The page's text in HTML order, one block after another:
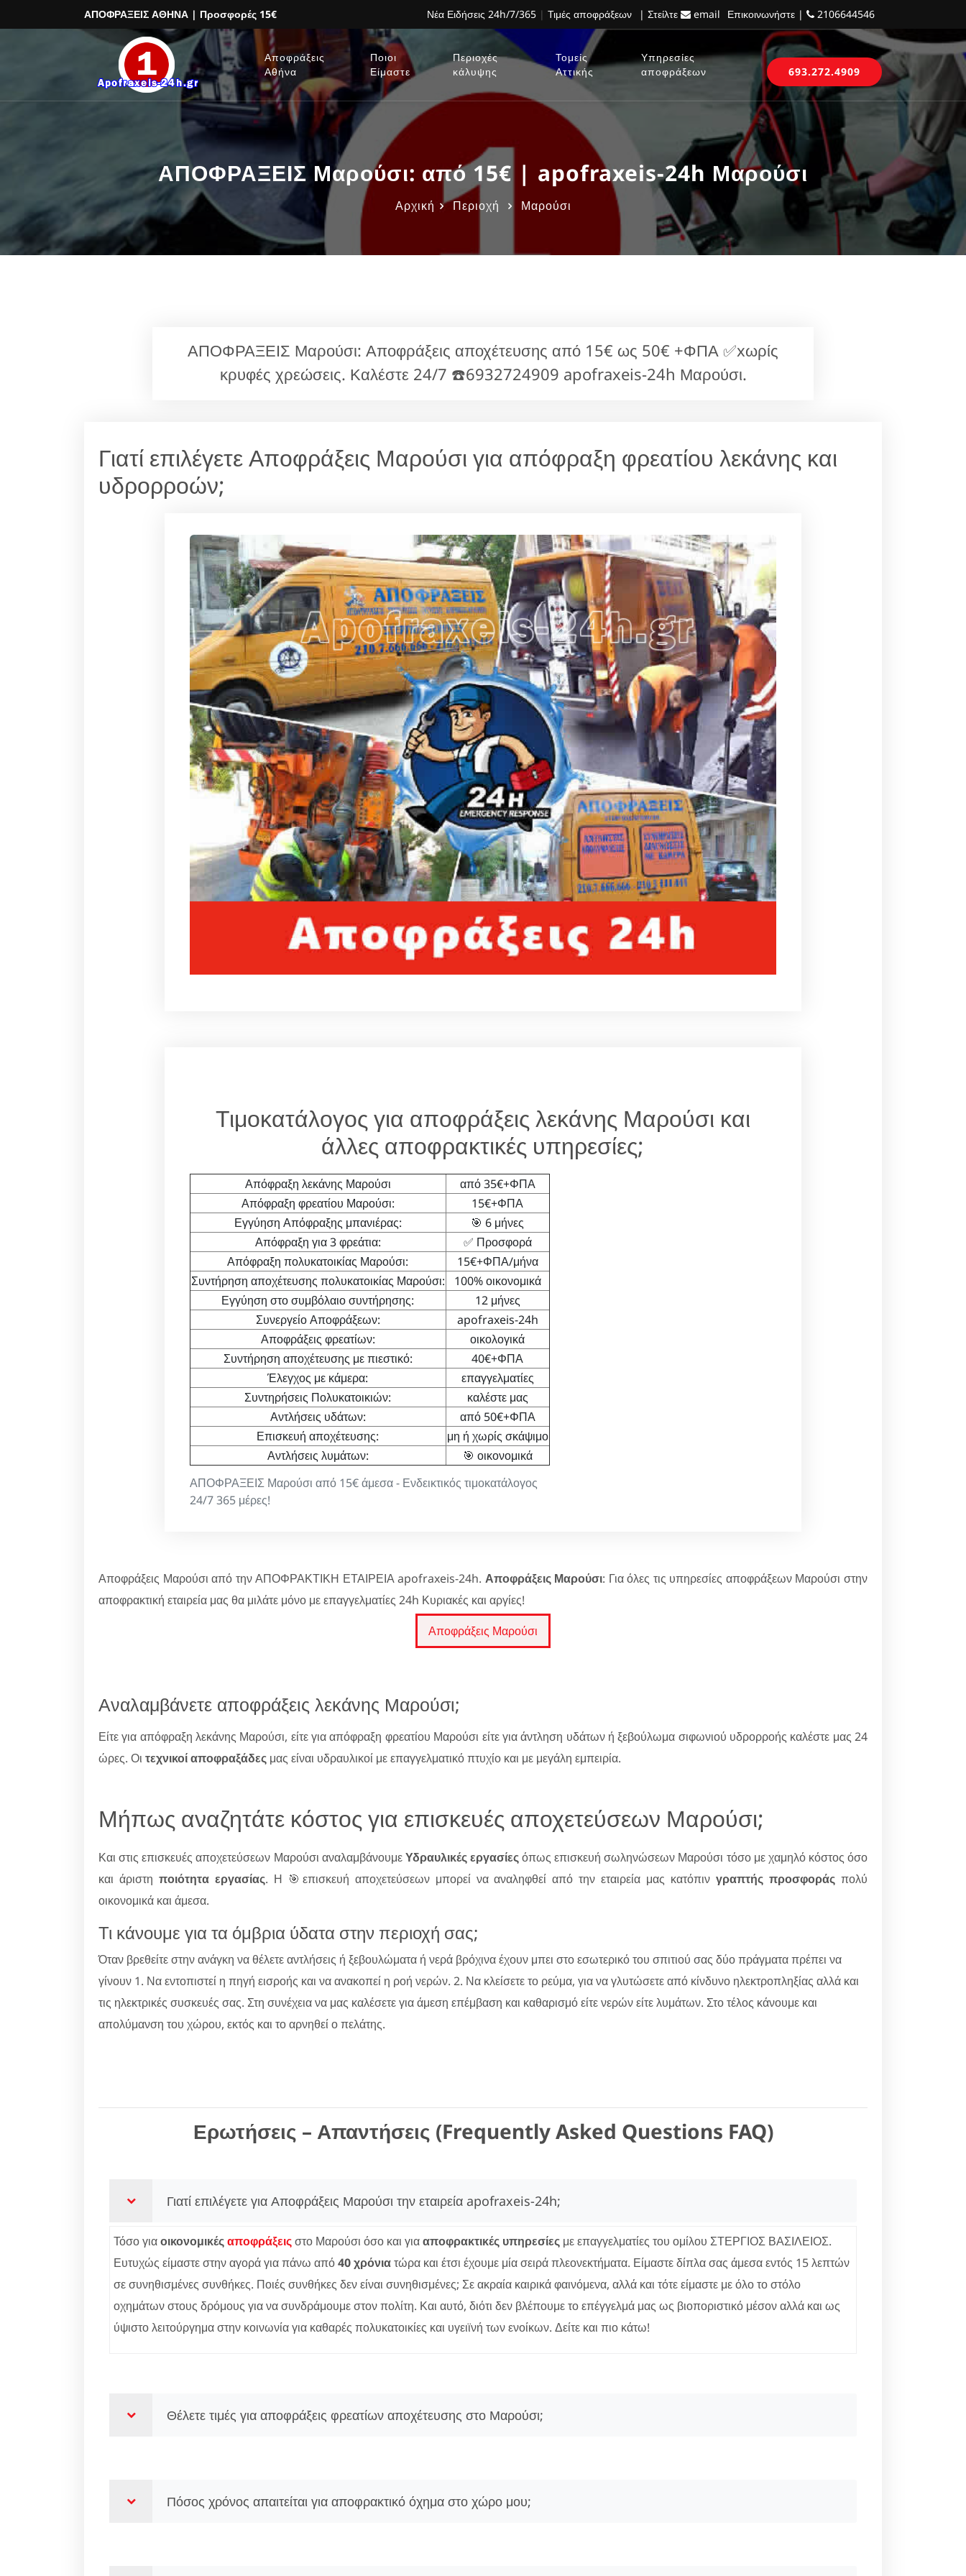
ΑΠΟΦΡΑΞΕΙΣ ΑΘΗΝΑ | Προσφορές 15€ Νέα Ειδήσεις 24h/7/365 | Τιμές αποφράξεων | Στείλτε email Επικοινωνήστε | 2106644546
Αποφράξεις
Αθήνα
Ποιοι
Είμαστε
Περιοχές
κάλυψης
Τομείς
Αττικής
Υπηρεσίες
αποφράξεων
693.272.4909
ΑΠΟΦΡΑΞΕΙΣ Μαρούσι: από 15€ | apofraxeis-24h Μαρούσι
Αρχική Περιοχή Μαρούσι
ΑΠΟΦΡΑΞΕΙΣ Μαρούσι: Αποφράξεις αποχέτευσης από 15€ ως 50€ +ΦΠΑ ✅xωρίς
κρυφές χρεώσεις. Καλέστε 24/7 ☎️6932724909 apofraxeis-24h Μαρούσι.
Γιατί επιλέγετε Αποφράξεις Μαρούσι για απόφραξη φρεατίου λεκάνης και
υδρορροών;
Τιμοκατάλογος για αποφράξεις λεκάνης Μαρούσι και
άλλες αποφρακτικές υπηρεσίες;
ΑΠΟΦΡΑΞΕΙΣ Μαρούσι από 15€ άμεσα - Ενδεικτικός τιμοκατάλογος
24/7 365 μέρες!
Απόφραξη λεκάνης Μαρούσι
από 35€+ΦΠΑ
Απόφραξη φρεατίου Μαρούσι:
15€+ΦΠΑ
Εγγύηση Απόφραξης μπανιέρας:
🎯 6 μήνες
Απόφραξη για 3 φρεάτια:
✅ Προσφορά
Απόφραξη πολυκατοικίας Μαρούσι:
15€+ΦΠΑ/μήνα
Συντήρηση αποχέτευσης πολυκατοικίας Μαρούσι:
100% οικονομικά
Εγγύηση στο συμβόλαιο συντήρησης:
12 μήνες
Συνεργείο Αποφράξεων:
apofraxeis-24h
Αποφράξεις φρεατίων:
οικολογικά
Συντήρηση αποχέτευσης με πιεστικό:
40€+ΦΠΑ
Έλεγχος με κάμερα:
επαγγελματίες
Συντηρήσεις Πολυκατοικιών:
καλέστε μας
Αντλήσεις υδάτων:
από 50€+ΦΠΑ
Επισκευή αποχέτευσης:
μη ή χωρίς σκάψιμο
Αντλήσεις λυμάτων:
🎯 οικονομικά
Αποφράξεις Μαρούσι από την ΑΠΟΦΡΑΚΤΙΚΗ ΕΤΑΙΡΕΙΑ apofraxeis-24h. Αποφράξεις Μαρούσι: Για όλες τις υπηρεσίες αποφράξεων Μαρούσι στην
αποφρακτική εταιρεία μας θα μιλάτε μόνο με επαγγελματίες 24h Κυριακές και αργίες!
Αποφράξεις Μαρούσι
Αναλαμβάνετε αποφράξεις λεκάνης Μαρούσι;
Είτε για απόφραξη λεκάνης Μαρούσι, είτε για απόφραξη φρεατίου Μαρούσι είτε για άντληση υδάτων ή ξεβούλωμα σιφωνιού υδρορροής καλέστε μας 24
ώρες. Οι τεχνικοί αποφραξάδες μας είναι υδραυλικοί με επαγγελματικό πτυχίο και με μεγάλη εμπειρία.
Μήπως αναζητάτε κόστος για επισκευές αποχετεύσεων Μαρούσι;
Και στις επισκευές αποχετεύσεων Μαρούσι αναλαμβάνουμεΥδραυλικές εργασίεςόπως επισκευή σωληνώσεων Μαρούσι τόσο με χαμηλό κόστος όσο
και άριστη ποιότητα εργασίας. Η 🎯επισκευή αποχετεύσεων μπορεί να αναληφθεί από την εταιρεία μας κατόπινγραπτής προσφοράς πολύ
οικονομικά και άμεσα.
Τι κάνουμε για τα όμβρια ύδατα στην περιοχή σας;
Όταν βρεθείτε στην ανάγκη να θέλετε αντλήσεις ή ξεβουλώματα ή νερά βρόχινα έχουν μπει στο εσωτερικό του σπιτιού σας δύο πράγματα πρέπει να
γίνουν 1. Να εντοπιστεί η πηγή εισροής και να ανακοπεί η ροή νερών. 2. Να κλείσετε το ρεύμα, για να γλυτώσετε από κίνδυνο ηλεκτροπληξίας αλλά και
τις ηλεκτρικές συσκευές σας. Στη συνέχεια να μας καλέσετε για άμεση επέμβαση και καθαρισμό είτε νερών είτε λυμάτων. Στο τέλος κάνουμε και
απολύμανση του χώρου, εκτός και το αρνηθεί ο πελάτης.
Ερωτήσεις – Απαντήσεις (Frequently Asked Questions FAQ)
Γιατί επιλέγετε για Αποφράξεις Μαρούσι την εταιρεία apofraxeis-24h;
Τόσο γιαοικονομικέςαποφράξειςστο Μαρούσι όσο και γιααποφρακτικές υπηρεσίες με επαγγελματίες του ομίλου ΣΤΕΡΓΙΟΣ ΒΑΣΙΛΕΙΟΣ.
Ευτυχώς είμαστε στην αγορά για πάνω από40 χρόνιατώρα και έτσι έχουμε μία σειρά πλεονεκτήματα. Είμαστε δίπλα σας άμεσα εντός 15 λεπτών
σε συνηθισμένες συνθήκες. Ποιές συνθήκες δεν είναι συνηθισμένες; Σε ακραία καιρικά φαινόμενα, αλλά και τότε είμαστε με όλο το στόλο
οχημάτων στους δρόμους για να συνδράμουμε στον πολίτη. Και αυτό, διότι δεν βλέπουμε το επέγγελμά μας ως βιοποριστικό μέσον αλλά και ως
ύψιστο λειτούργημα στην κοινωνία για καθαρές πολυκατοικίες και υγειϊνή των ενοίκων. Δείτε και πιο κάτω!
Θέλετε τιμές για αποφράξεις φρεατίων αποχέτευσης στο Μαρούσι;
Πόσος χρόνος απαιτείται για αποφρακτικό όχημα στο χώρο μου;